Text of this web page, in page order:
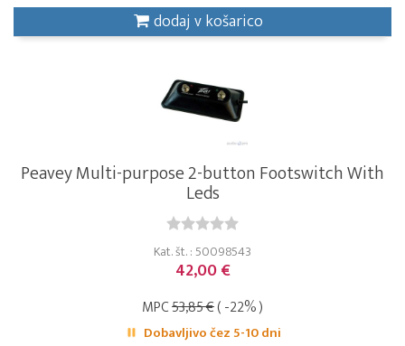
dodaj v košarico
Peavey Multi-purpose 2-button Footswitch With
Leds
Kat. št. : 50098543
42,00 €
MPC53,85 €( -22% )
Dobavljivo čez 5-10 dni